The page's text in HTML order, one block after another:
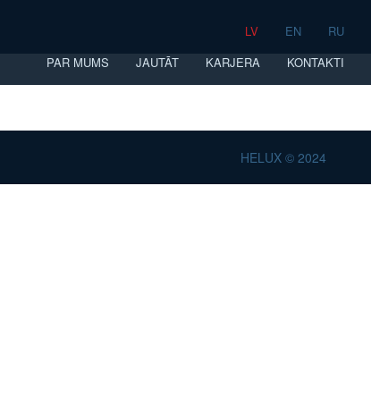
LV EN
RU
PAR MUMS
JAUTĀT KARJERA KONTAKTI
HELUX © 2024